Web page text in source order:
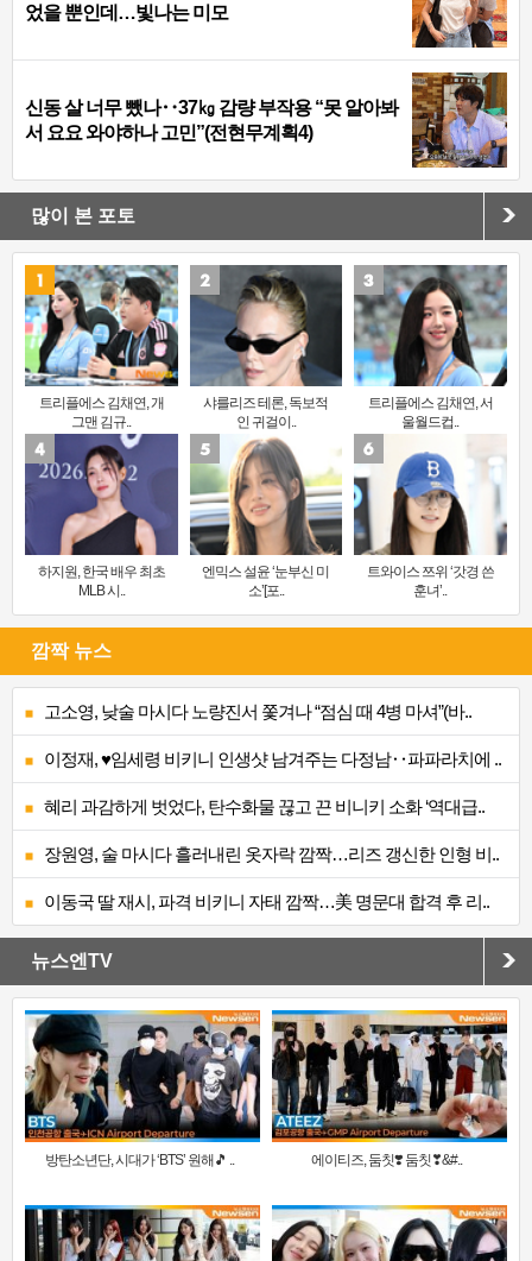
었을 뿐인데…빛나는 미모
신동 살 너무 뺐나‥37㎏ 감량 부작용 “못 알아봐
서 요요 와야하나 고민”(전현무계획4)
많이 본 포토
트리플에스 김채연, 개
그맨 김규..
샤를리즈 테론, 독보적
인 귀걸이..
트리플에스 김채연, 서
울월드컵..
하지원, 한국 배우 최초
MLB 시..
엔믹스 설윤 ‘눈부신 미
소’[포..
트와이스 쯔위 ‘갓경 쓴
훈녀’..
깜짝 뉴스
고소영, 낮술 마시다 노량진서 쫓겨나 “점심 때 4병 마셔”(바..
이정재, ♥임세령 비키니 인생샷 남겨주는 다정남‥파파라치에 ..
혜리 과감하게 벗었다, 탄수화물 끊고 끈 비니키 소화 ‘역대급..
장원영, 술 마시다 흘러내린 옷자락 깜짝…리즈 갱신한 인형 비..
이동국 딸 재시, 파격 비키니 자태 깜짝…美 명문대 합격 후 리..
뉴스엔TV
방탄소년단, 시대가 ‘BTS’ 원해🎵 .. 에이티즈, 둠칫❣️ 둠칫❣&#..